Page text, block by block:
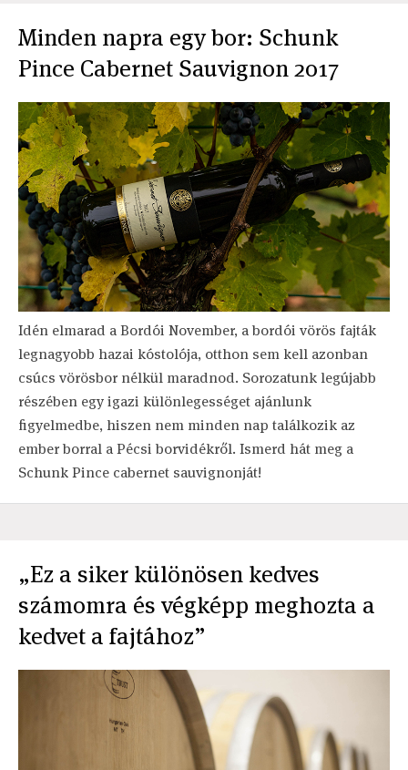
Minden napra egy bor: Schunk
Pince Cabernet Sauvignon 2017
Idén elmarad a Bordói November, a bordói vörös fajták
legnagyobb hazai kóstolója, otthon sem kell azonban
csúcs vörösbor nélkül maradnod. Sorozatunk legújabb
részében egy igazi különlegességet ajánlunk
figyelmedbe, hiszen nem minden nap találkozik az
ember borral a Pécsi borvidékről. Ismerd hát meg a
Schunk Pince cabernet sauvignonját!
„Ez a siker különösen kedves
számomra és végképp meghozta a
kedvet a fajtához”